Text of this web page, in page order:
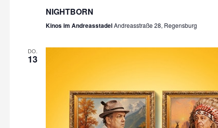
NIGHTBORN
Kinos im AndreasstadelAndreasstraße 28, Regensburg
DO.
13